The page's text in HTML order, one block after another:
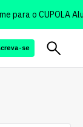
para o CUPOLA
se